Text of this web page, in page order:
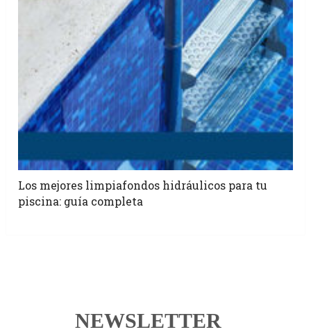
Los mejores limpiafondos hidráulicos para tu
piscina: guía completa
NEWSLETTER